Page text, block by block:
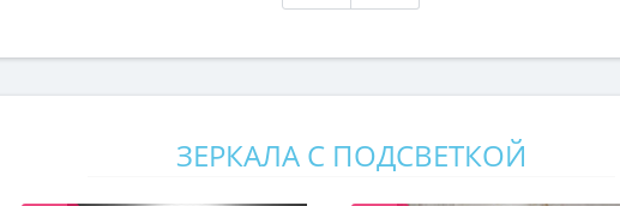
ЗЕРКАЛА С ПОДСВЕТКОЙ